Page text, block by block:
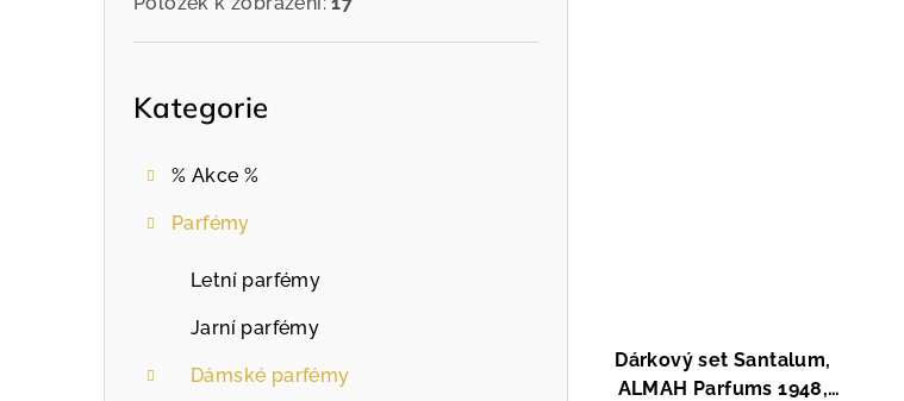
Kategorie
% Akce %
Parfémy
Letní parfémy
Jarní parfémy
Dámské parfémy
Dárkový set Santalum,
ALMAH Parfums 1948,